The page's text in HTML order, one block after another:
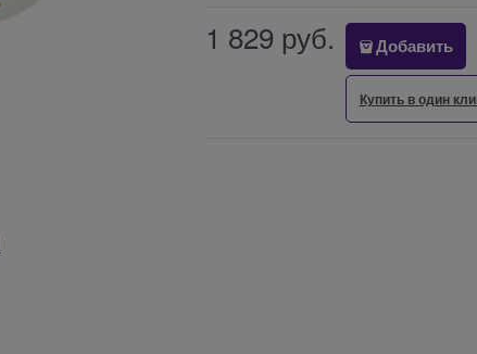
1 829 руб. Добавить
Купить в один